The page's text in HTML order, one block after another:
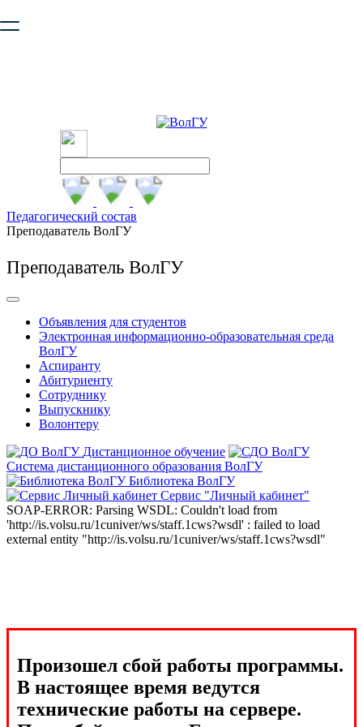
безопасную работу с сайтом. Пожалуйста
Педагогический состав
Преподаватель ВолГУ
Преподаватель ВолГУ
Объявления для студентов
Электронная информационно-образовательная среда
ВолГУ
Аспиранту
Абитуриенту
Сотруднику
Выпускнику
Волонтеру
Дистанционное обучение
Система дистанционного образования ВолГУ
Библиотека ВолГУ
Сервис "Личный кабинет"
SOAP-ERROR: Parsing WSDL: Couldn't load from
'http://is.volsu.ru/1cuniver/ws/staff.1cws?wsdl' : failed to load
external entity "http://is.volsu.ru/1cuniver/ws/staff.1cws?wsdl"
Произошел сбой работы программы.
В настоящее время ведутся
технические работы на сервере.